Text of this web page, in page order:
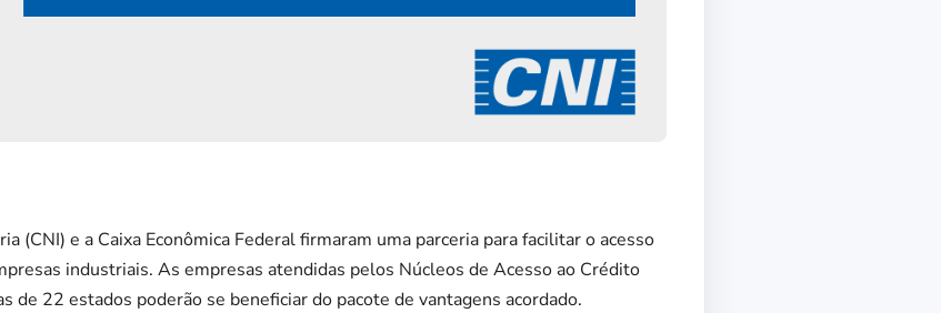
(CNI) e a Caixa Econômica Federal firmaram uma parceria para facilitar o acesso
industriais. As empresas atendidas pelos Núcleos de Acesso ao Crédito
de 22 estados poderão se beneficiar do pacote de vantagens acordado.